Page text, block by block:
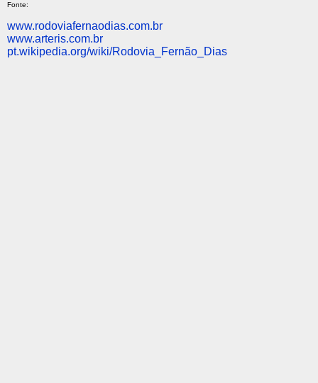
Fonte:
www.rodoviafernaodias.com.br
www.arteris.com.br
pt.wikipedia.org/wiki/Rodovia_Fernão_Dias